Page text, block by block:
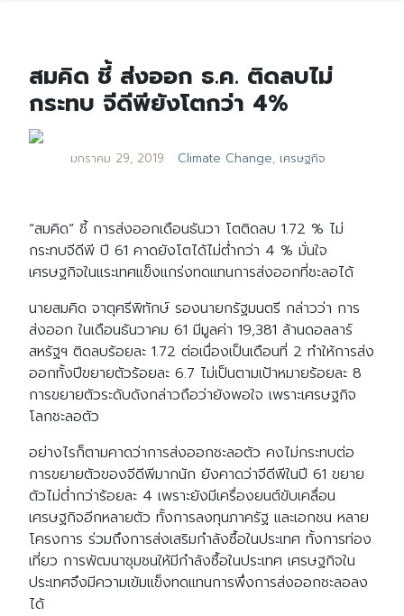
สมคิด ชี้ ส่งออก ธ.ค. ติดลบไม่
กระทบ จีดีพียังโตกว่า 4%
มกราคม 29, 2019 Climate Change, เศรษฐกิจ
“สมคิด” ชี้ การส่งออกเดือนธันวา โตติดลบ 1.72 % ไม่
กระทบจีดีพี ปี 61 คาดยังโตได้ไม่ต่ำกว่า 4 % มั่นใจ
เศรษฐกิจในแระเทศแข็งแกร่งทดแทนการส่งออกที่ชะลอได้
นายสมคิด จาตุศรีพิทักษ์ รองนายกรัฐมนตรี กล่าวว่า การ
ส่งออก ในเดือนธันวาคม 61 มีมูลค่า 19,381 ล้านดอลลาร์
สหรัฐฯ ติดลบร้อยละ 1.72 ต่อเนื่องเป็นเดือนที่ 2 ทำให้การส่ง
ออกทั้งปีขยายตัวร้อยละ 6.7 ไม่เป็นตามเป้าหมายร้อยละ 8
การขยายตัวระดับดังกล่าวถือว่ายังพอใจ เพราะเศรษฐกิจ
โลกชะลอตัว
อย่างไรก็ตามคาดว่าการส่งออกชะลอตัว คงไม่กระทบต่อ
การขยายตัวของจีดีพีมากนัก ยังคาดว่าจีดีพีในปี 61 ขยาย
ตัวไม่ต่ำกว่าร้อยละ 4 เพราะยังมีเครื่องยนต์ขับเคลื่อน
เศรษฐกิจอีกหลายตัว ทั้งการลงทุนภาครัฐ และเอกชน หลาย
โครงการ ร่วมถึงการส่งเสริมกำลังซื้อในประเทศ ทั้งการท่อง
เที่ยว การพัฒนาชุมชนให้มีกำลังซื้อในประเทศ เศรษฐกิจใน
ประเทศจึงมีความเข้มแข็งทดแทนการพึ่งการส่งออกชะลอลง
ได้